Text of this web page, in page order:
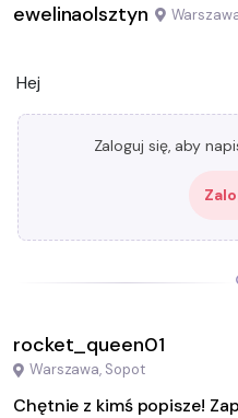
ewelinaolsztyn
Hej
Zaloguj się, aby
rocket_queen01
Warszawa, Sopot
Chętnie z kimś popisze!